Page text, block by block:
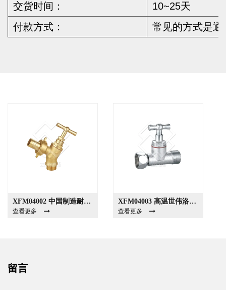
交货时间：
10~25天
付款方式：
常见的方式是
XFM04002 中国制造耐用黄铜角阀
查看更多
XFM04003 高温世伟洛克式压力整体阀盖
查看更多
留言